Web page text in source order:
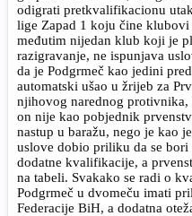
odigrati pretkvalifikacionu
lige Zapad 1 koju čine klubovi
međutim nijedan klub koji je
razigravanje, ne ispunjava
da je Podgrmeč kao jedini
automatski ušao u žrijeb za
njihovog narednog
on nije kao pobjednik
nastup u baražu, nego je kao
uslove dobio priliku da se
dodatne kvalifikacije, a
na tabeli. Svakako se radi o
Podgrmeč u dvomeču imati
Federacije BiH, a dodatna